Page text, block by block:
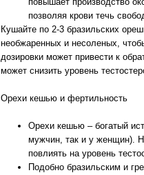
позволяя крови течь
Кушайте по 2-3 бразильских
необжаренных и несоленых,
дозировки может привести к
может снизить уровень
Орехи кешью и фертильность
Орехи кешью – богатый
мужчин, так и у женщин).
повлиять на уровень
Подобно бразильским и